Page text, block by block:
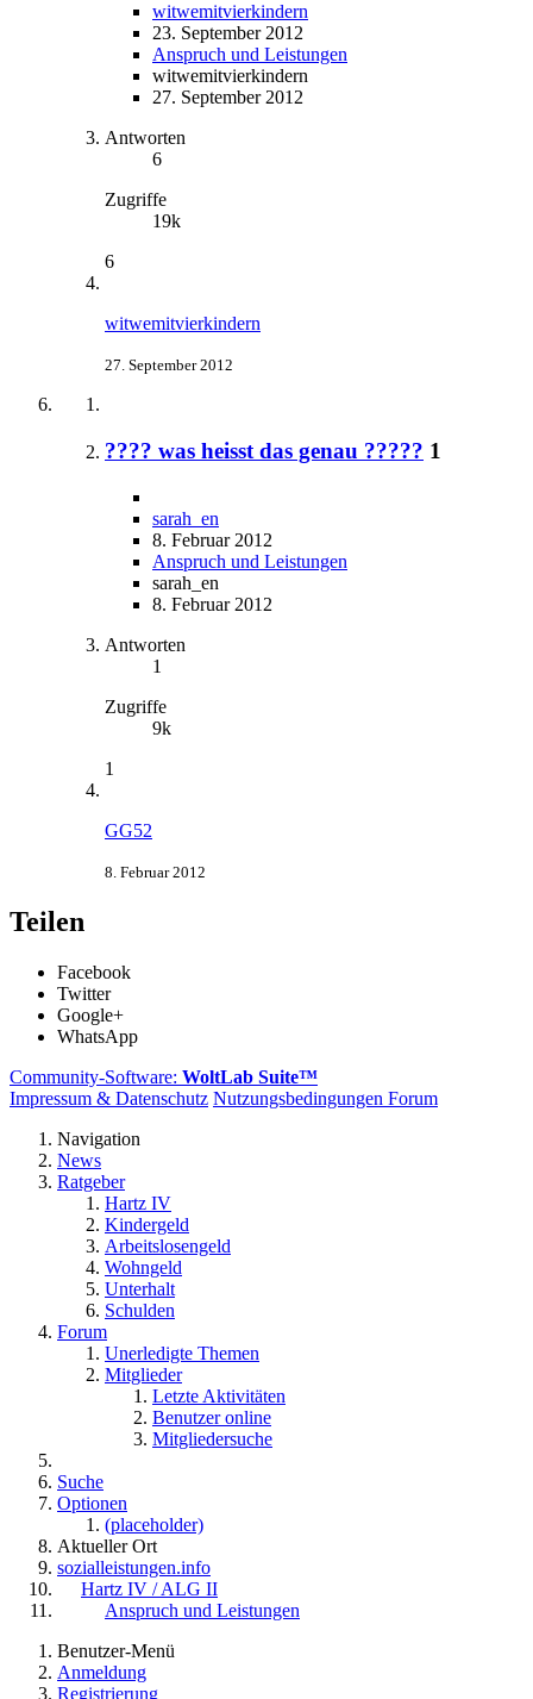
witwemitvierkindern
23. September 2012
Anspruch und Leistungen
witwemitvierkindern
27. September 2012
Antworten
6
Zugriffe
19k
6
witwemitvierkindern
27. September 2012
???? was heisst das genau ????? 1
sarah_en
8. Februar 2012
Anspruch und Leistungen
sarah_en
8. Februar 2012
Antworten
1
Zugriffe
9k
1
GG52
8. Februar 2012
Teilen
Facebook
Twitter
Google+
WhatsApp
Community-Software: WoltLab Suite™
Impressum & Datenschutz Nutzungsbedingungen Forum
Navigation
News
Ratgeber
Hartz IV
Kindergeld
Arbeitslosengeld
Wohngeld
Unterhalt
Schulden
Forum
Unerledigte Themen
Mitglieder
Letzte Aktivitäten
Benutzer online
Mitgliedersuche
Suche
Optionen
(placeholder)
Aktueller Ort
sozialleistungen.info
Hartz IV / ALG II
Anspruch und Leistungen
Benutzer-Menü
Anmeldung
Registrierung